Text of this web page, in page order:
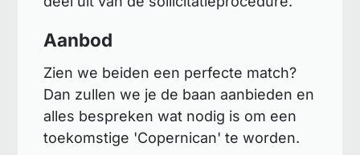
Aanbod
Zien we beiden een perfecte match?
Dan zullen we je de baan aanbieden en
alles bespreken wat nodig is om een
toekomstige 'Copernican' te worden.